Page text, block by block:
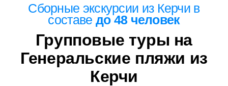
Сборные экскурсии из Керчи в
составе до 48 человек
Групповые туры на
Генеральские пляжи из
Керчи